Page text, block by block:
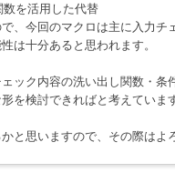
を活用した代替
、今回のマクロは主に入力チ
は十分あると思われます。
ック内容の洗い出し関数・条
を検討できればと考えていま
と思いますので、その際はよ